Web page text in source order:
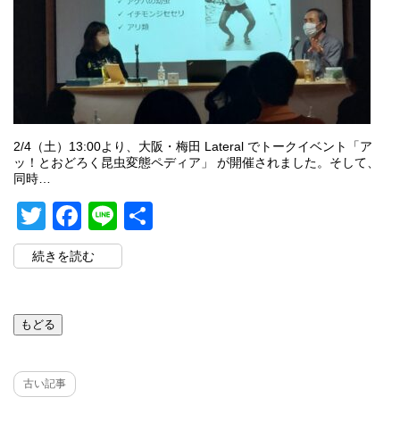
2/4（土）13:00より、大阪・梅田 Lateral でトークイベント「ア
ッ！とおどろく昆虫変態ペディア」 が開催されました。そして、
同時…
TwitterFacebook
Line
続きを読む
古い記事